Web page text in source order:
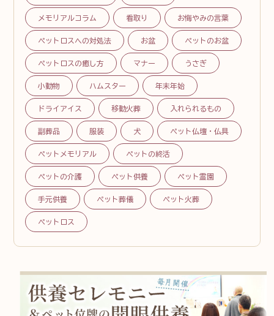
メモリアルコラム 看取り お悔やみの言葉
ペットロスへの対処法 お盆 ペットのお盆
ペットロスの癒し方 マナー うさぎ
小動物 ハムスター 年末年始
ドライアイス 移動火葬 入れられるもの
副葬品 服装 犬 ペット仏壇・仏具
ペットメモリアル ペットの終活
ペットの介護 ペット供養 ペット霊園
手元供養 ペット葬儀 ペット火葬
ペットロス